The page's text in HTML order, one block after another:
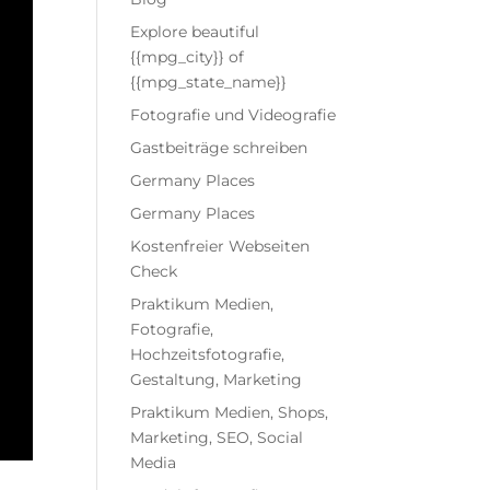
Explore beautiful
{{mpg_city}} of
{{mpg_state_name}}
Fotografie und Videografie
Gastbeiträge schreiben
Germany Places
Germany Places
Kostenfreier Webseiten
Check
Praktikum Medien,
Fotografie,
Hochzeitsfotografie,
Gestaltung, Marketing
Praktikum Medien, Shops,
Marketing, SEO, Social
Media